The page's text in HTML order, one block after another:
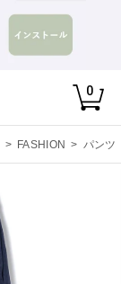
0
> FASHION > パンツ